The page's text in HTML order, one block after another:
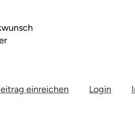
einreichen Login